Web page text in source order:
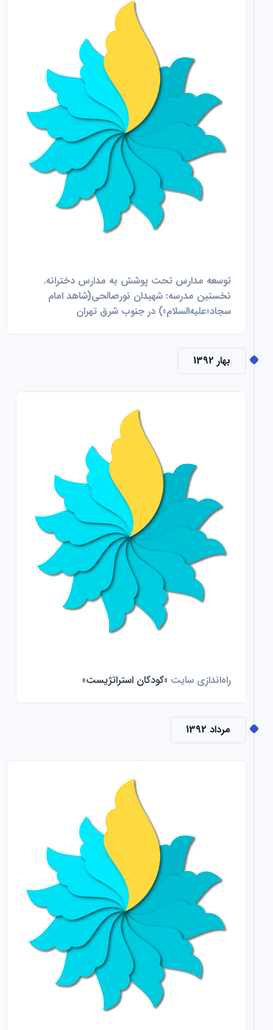
توسعه مدارس تحت پوشش به مدارس دخترانه.
نخستین مدرسه: شهیدان نورصالحی(شاهد امام
سجاد«علیه‌السلام») در جنوب شرق تهران
راه‌اندازی سایت«کودکان استراتژیست»
بهار 1392
مرداد 1392